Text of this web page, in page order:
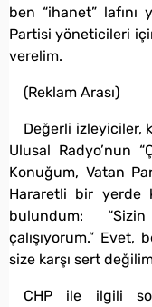
ben “ihanet” lafını
Partisi yöneticileri
verelim.
(Reklam Arası)
Değerli izleyiciler,
Ulusal Radyo’nun
Konuğum, Vatan
Hararetli bir yerde
bulundum:
çalışıyorum.”
size karşı sert
CHP ile ilgili